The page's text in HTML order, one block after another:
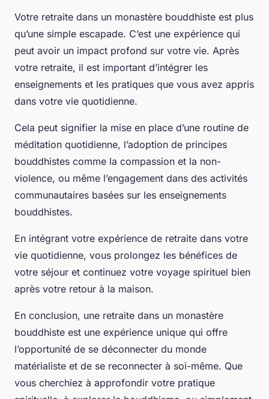
Votre retraite dans un monastère bouddhiste est plus
qu’une simple escapade. C’est une expérience qui
peut avoir un impact profond sur votre vie. Après
votre retraite, il est important d’intégrer les
enseignements et les pratiques que vous avez appris
dans votre vie quotidienne.
Cela peut signifier la mise en place d’une routine de
méditation quotidienne, l’adoption de principes
bouddhistes comme la compassion et la non-
violence, ou même l’engagement dans des activités
communautaires basées sur les enseignements
bouddhistes.
En intégrant votre expérience de retraite dans votre
vie quotidienne, vous prolongez les bénéfices de
votre séjour et continuez votre voyage spirituel bien
après votre retour à la maison.
En conclusion, une retraite dans un monastère
bouddhiste est une expérience unique qui offre
l’opportunité de se déconnecter du monde
matérialiste et de se reconnecter à soi-même. Que
vous cherchiez à approfondir votre pratique